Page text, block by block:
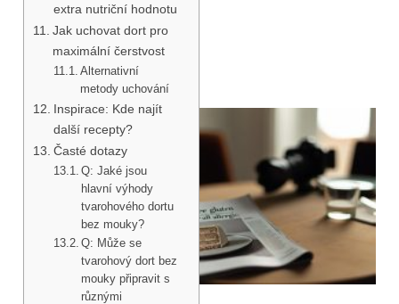
extra nutriční hodnotu
Jak uchovat dort pro
maximální čerstvost
Alternativní
metody uchování
Inspirace: Kde najít
další recepty?
Časté dotazy
Q: Jaké jsou
hlavní výhody
tvarohového dortu
bez mouky?
Q: Může se
tvarohový dort bez
mouky připravit s
různými